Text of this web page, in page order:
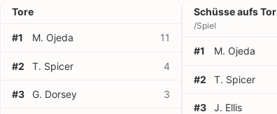
Tore
#1 M. Ojeda 11
#2 T. Spicer 4
#3 G. Dorsey 3
Schüsse aufs Tor
/Spiel
#1 M. Ojeda
#2 T. Spicer
#3 J. Ellis